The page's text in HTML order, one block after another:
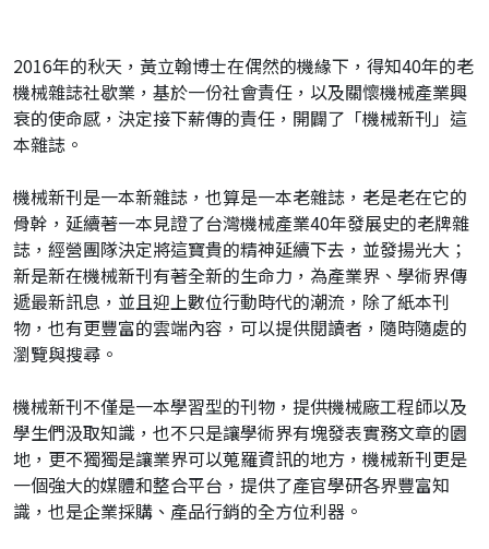
2016年的秋天，黃立翰博士在偶然的機緣下，得知40年的老
機械雜誌社歇業，基於一份社會責任，以及關懷機械產業興
衰的使命感，決定接下薪傳的責任，開闢了「機械新刊」這
本雜誌。
機械新刊是一本新雜誌，也算是一本老雜誌，老是老在它的
骨幹，延續著一本見證了台灣機械產業40年發展史的老牌雜
誌，經營團隊決定將這寶貴的精神延續下去，並發揚光大；
新是新在機械新刊有著全新的生命力，為產業界、學術界傳
遞最新訊息，並且迎上數位行動時代的潮流，除了紙本刊
物，也有更豐富的雲端內容，可以提供閱讀者，隨時隨處的
瀏覽與搜尋。
機械新刊不僅是一本學習型的刊物，提供機械廠工程師以及
學生們汲取知識，也不只是讓學術界有塊發表實務文章的園
地，更不獨獨是讓業界可以蒐羅資訊的地方，機械新刊更是
一個強大的媒體和整合平台，提供了產官學研各界豐富知
識，也是企業採購、產品行銷的全方位利器。